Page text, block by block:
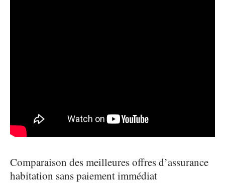
Comparaison des meilleures offres d’assurance
habitation sans paiement immédiat